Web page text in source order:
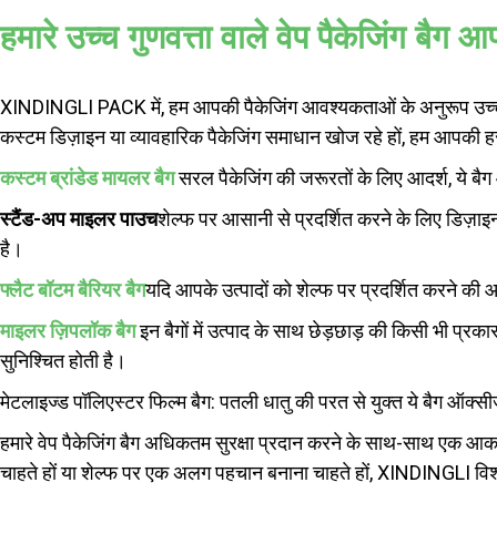
हमारे उच्च गुणवत्ता वाले वेप पैकेजिंग बैग
XINDINGLI PACK में, हम आपकी पैकेजिंग आवश्यकताओं के अनुरूप उच्च
कस्टम डिज़ाइन या व्यावहारिक पैकेजिंग समाधान खोज रहे हों, हम
कस्टम ब्रांडेड मायलर बैगसरल पैकेजिंग की जरूरतों के लिए आदर्श, ये बैग
स्टैंड-अप माइलर पाउचशेल्फ पर आसानी से प्रदर्शित करने के लिए
है।
फ्लैट बॉटम बैरियर बैगयदि आपके उत्पादों को शेल्फ पर प्रदर्शित करने
माइलर ज़िपलॉक बैगइन बैगों में उत्पाद के साथ छेड़छाड़ की किसी भी
सुनिश्चित होती है।
मेटलाइज्ड पॉलिएस्टर फिल्म बैग: पतली धातु की परत से युक्त ये बैग
हमारे वेप पैकेजिंग बैग अधिकतम सुरक्षा प्रदान करने के साथ-साथ एक
चाहते हों या शेल्फ पर एक अलग पहचान बनाना चाहते हों, XINDINGLI